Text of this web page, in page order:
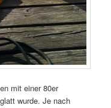
mit einer 80er
wurde. Je nach